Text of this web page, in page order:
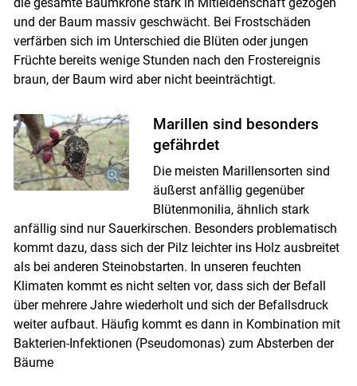
und der Baum massiv geschwächt. Bei Frostschäden
verfärben sich im Unterschied die Blüten oder jungen
Früchte bereits wenige Stunden nach den Frostereignis
braun, der Baum wird aber nicht beeinträchtigt.
Marillen sind besonders
gefährdet
Die meisten Marillensorten sind
äußerst anfällig gegenüber
Blütenmonilia, ähnlich stark
anfällig sind nur Sauerkirschen. Besonders problematisch
kommt dazu, dass sich der Pilz leichter ins Holz ausbreitet
als bei anderen Steinobstarten. In unseren feuchten
Klimaten kommt es nicht selten vor, dass sich der Befall
über mehrere Jahre wiederholt und sich der Befallsdruck
weiter aufbaut. Häufig kommt es dann in Kombination mit
Bakterien-Infektionen (Pseudomonas) zum Absterben der
Bäume